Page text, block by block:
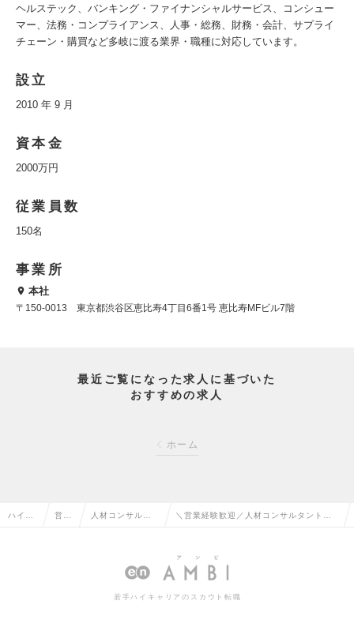
ヘルステック、バンキング・ファイナンシャルサービス、コンシュー
マー、法務・コンプライアンス、人事・総務、財務・会計、サプライ
チェーン・購買など多岐に渡る業界・職種に対応しています。
設立
2010 年 9 月
資本金
2000万円
従業員数
150名
事業所
本社
〒150-0013 東京都渋谷区恵比寿4丁目6番1号 恵比寿MFビル7階
最近ご覧になった求人に基づいた
おすすめの求人
ホーム
ハイク 営業 人材コンサルタ
ネーターの転職
＼営業経験歓迎／人材コンサルタント｜
充実/ボーナス年4回の求人情報
若手ハイキャリアのスカウト転職